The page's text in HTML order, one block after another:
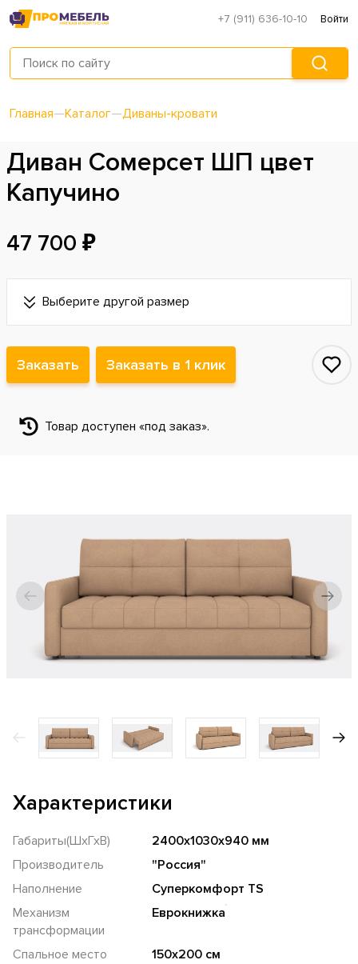
+7 (911) 636-10-10 Войти
Главная—Каталог—Диваны-кровати
Диван Сомерсет ШП цвет
Капучино
47 700 ₽
Выберите другой размер
Заказать Заказать в 1 клик
Товар доступен «под заказ».
Характеристики
Габариты(ШхГхВ)
2400х1030х940 мм
Производитель
"Россия"
Наполнение
Суперкомфорт TS
Механизм
трансформации
Еврокнижка
Спальное место
150х200 см